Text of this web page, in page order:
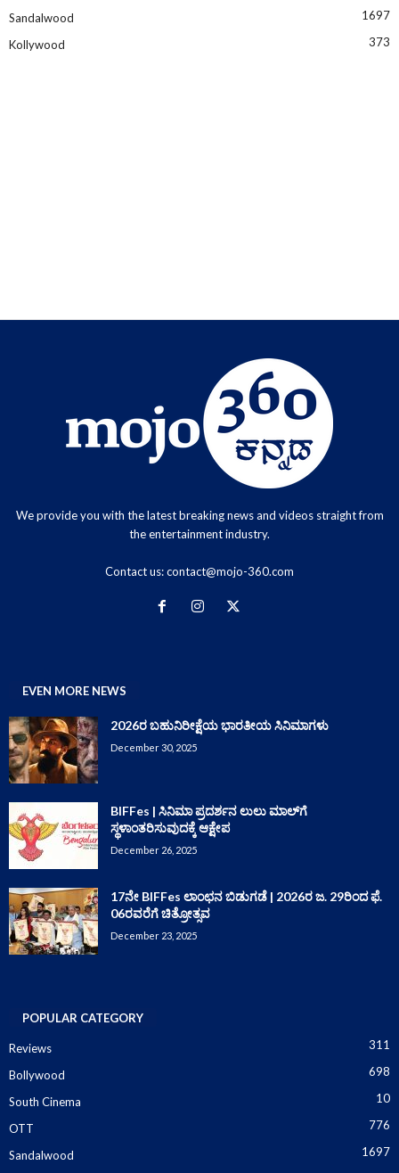
Sandalwood 1697
Kollywood 373
We provide you with the latest breaking news and videos straight from
the entertainment industry.
Contact us:contact@mojo-360.com
EVEN MORE NEWS
2026ರ ಬಹುನಿರೀಕ್ಷೆಯ ಭಾರತೀಯ ಸಿನಿಮಾಗಳು
December 30, 2025
BIFFes | ಸಿನಿಮಾ ಪ್ರದರ್ಶನ ಲುಲು ಮಾಲ್‌ಗೆ
ಸ್ಥಳಾಂತರಿಸುವುದಕ್ಕೆ ಆಕ್ಷೇಪ
December 26, 2025
17ನೇ BIFFes ಲಾಂಛನ ಬಿಡುಗಡೆ | 2026ರ ಜ. 29ರಿಂದ ಫೆ.
06ರವರೆಗೆ ಚಿತ್ರೋತ್ಸವ
December 23, 2025
POPULAR CATEGORY
Reviews 311
Bollywood 698
South Cinema 10
OTT 776
Sandalwood
1697